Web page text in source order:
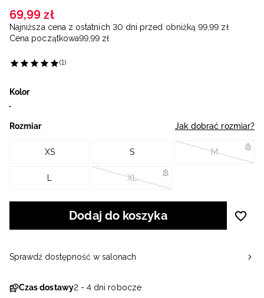
69,99 zł
Najniższa cena z ostatnich 30 dni przed obniżką 99,99 zł
Cena początkowa99,99 zł
(1)
Kolor
Rozmiar Jak dobrać rozmiar?
XS S M
L XL
Dodaj do koszyka
Czas dostawy2 - 4 dni robocze
Sprawdź dostępność w salonach